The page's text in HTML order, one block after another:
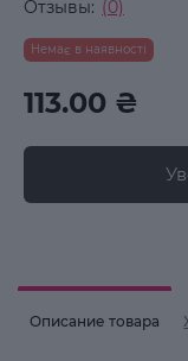
Отзывы: (0)
Немає в наявності
113.00 ₴
Описание товара